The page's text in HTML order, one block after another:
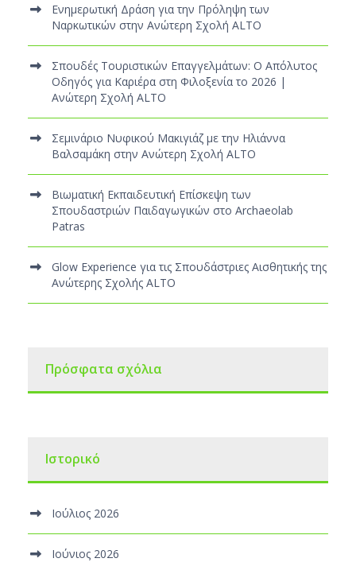
Ενημερωτική Δράση για την Πρόληψη των
Ναρκωτικών στην Ανώτερη Σχολή ALTO
Σπουδές Τουριστικών Επαγγελμάτων: Ο Απόλυτος
Οδηγός για Καριέρα στη Φιλοξενία το 2026 |
Ανώτερη Σχολή ALTO
Σεμινάριο Νυφικού Μακιγιάζ με την Ηλιάννα
Βαλσαμάκη στην Ανώτερη Σχολή ALTO
Βιωματική Εκπαιδευτική Επίσκεψη των
Σπουδαστριών Παιδαγωγικών στο Archaeolab
Patras
Glow Experience για τις Σπουδάστριες Αισθητικής της
Ανώτερης Σχολής ALTO
Πρόσφατα σχόλια
Ιστορικό
Ιούλιος 2026
Ιούνιος 2026